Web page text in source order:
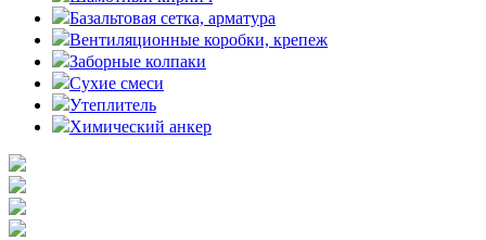
Базальтовая сетка, арматура
Вентиляционные коробки, крепеж
Заборные колпаки
Сухие смеси
Утеплитель
Химический анкер